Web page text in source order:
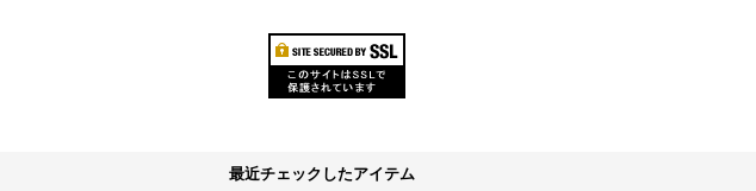
最近チェックしたアイテム